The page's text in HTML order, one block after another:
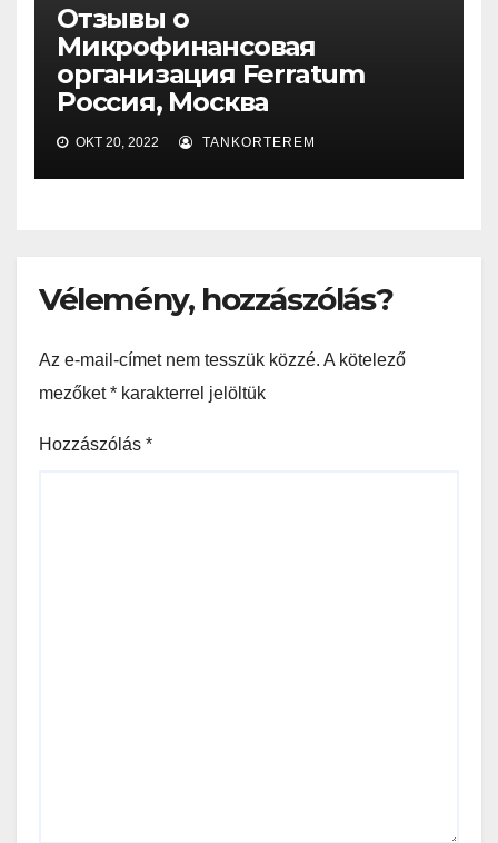
Отзывы о
Микрофинансовая
организация Ferratum
Россия, Москва
OKT 20, 2022 TANKORTEREM
Vélemény, hozzászólás?
Az e-mail-címet nem tesszük közzé. A kötelező
mezőket* karakterrel jelöltük
Hozzászólás *